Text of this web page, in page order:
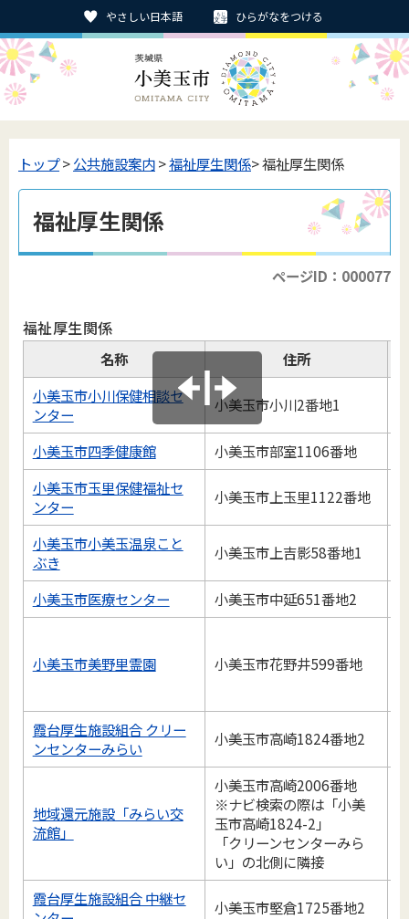
やさしい日本語 ひらがなをつける
トップ>公共施設案内>福祉厚生関係> 福祉厚生関係
福祉厚生関係
ページID：000077
福祉厚生関係
名称
住所
小美玉市小川保健相談セ
ンター
小美玉市小川2番地1
小美玉市四季健康館 小美玉市部室1106番地
小美玉市玉里保健福祉セ
ンター
小美玉市上玉里1122番地
小美玉市小美玉温泉こと
ぶき
小美玉市上吉影58番地1
小美玉市医療センター 小美玉市中延651番地2
小美玉市美野里霊園 小美玉市花野井599番地
霞台厚生施設組合 クリー
ンセンターみらい
小美玉市高崎1824番地2
地域還元施設「みらい交
流館」
小美玉市高崎2006番地
※ナビ検索の際は「小美
玉市高崎1824-2」
「クリーンセンターみら
い」の北側に隣接
霞台厚生施設組合 中継セ
小美玉市堅倉1725番地2